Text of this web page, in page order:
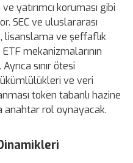
yatırımcı koruması gibi
SEC ve uluslararası
lisanslama ve şeffaflık
mekanizmalarının
sınır ötesi
ve veri
token tabanlı hazine
anahtar rol oynayacak.